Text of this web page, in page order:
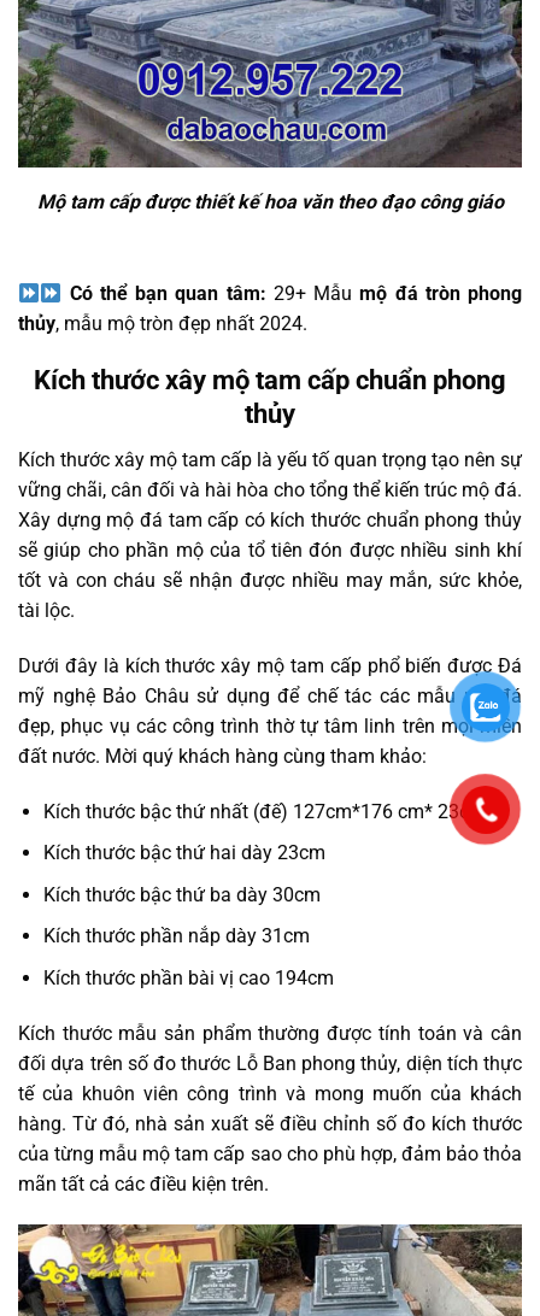
Mộ tam cấp được thiết kế hoa văn theo đạo công giáo
Có thể bạn quan tâm: 29+ Mẫumộ đá tròn phong
thủy, mẫu mộ tròn đẹp nhất 2024.
Kích thước xây mộ tam cấp chuẩn phong
thủy
Kích thước xây mộ tam cấp là yếu tố quan trọng tạo nên sự
vững chãi, cân đối và hài hòa cho tổng thể kiến trúc mộ đá.
Xây dựng mộ đá tam cấp có kích thước chuẩn phong thủy
sẽ giúp cho phần mộ của tổ tiên đón được nhiều sinh khí
tốt và con cháu sẽ nhận được nhiều may mắn, sức khỏe,
tài lộc.
Dưới đây là kích thước xây mộ tam cấp phổ biến được Đá
mỹ nghệ Bảo Châu sử dụng để chế tác các mẫu mộ đá
đẹp, phục vụ các công trình thờ tự tâm linh trên mọi miền
đất nước. Mời quý khách hàng cùng tham khảo:
Kích thước bậc thứ nhất (đế) 127cm*176 cm* 23cm
Kích thước bậc thứ hai dày 23cm
Kích thước bậc thứ ba dày 30cm
Kích thước phần nắp dày 31cm
Kích thước phần bài vị cao 194cm
Kích thước mẫu sản phẩm thường được tính toán và cân
đối dựa trên số đo thước Lỗ Ban phong thủy, diện tích thực
tế của khuôn viên công trình và mong muốn của khách
hàng. Từ đó, nhà sản xuất sẽ điều chỉnh số đo kích thước
của từng mẫu mộ tam cấp sao cho phù hợp, đảm bảo thỏa
mãn tất cả các điều kiện trên.